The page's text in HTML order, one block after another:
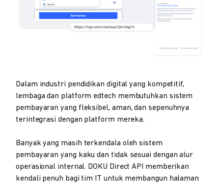
Dalam industri pendidikan digital yang kompetitif,
lembaga dan platform edtech membutuhkan sistem
pembayaran yang fleksibel, aman, dan sepenuhnya
terintegrasi dengan platform mereka.
Banyak yang masih terkendala oleh sistem
pembayaran yang kaku dan tidak sesuai dengan alur
operasional internal. DOKU Direct API memberikan
kendali penuh bagi tim IT untuk membangun halaman